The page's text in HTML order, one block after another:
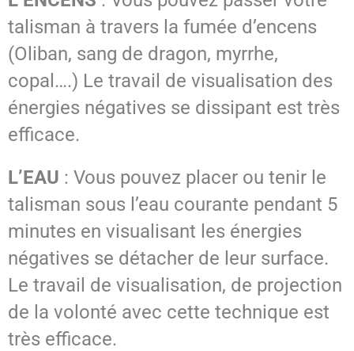
talisman à travers la fumée d’encens
(Oliban, sang de dragon, myrrhe,
copal….) Le travail de visualisation des
énergies négatives se dissipant est très
efficace.
L’EAU : Vous pouvez placer ou tenir le
talisman sous l’eau courante pendant 5
minutes en visualisant les énergies
négatives se détacher de leur surface.
Le travail de visualisation, de projection
de la volonté avec cette technique est
très efficace.